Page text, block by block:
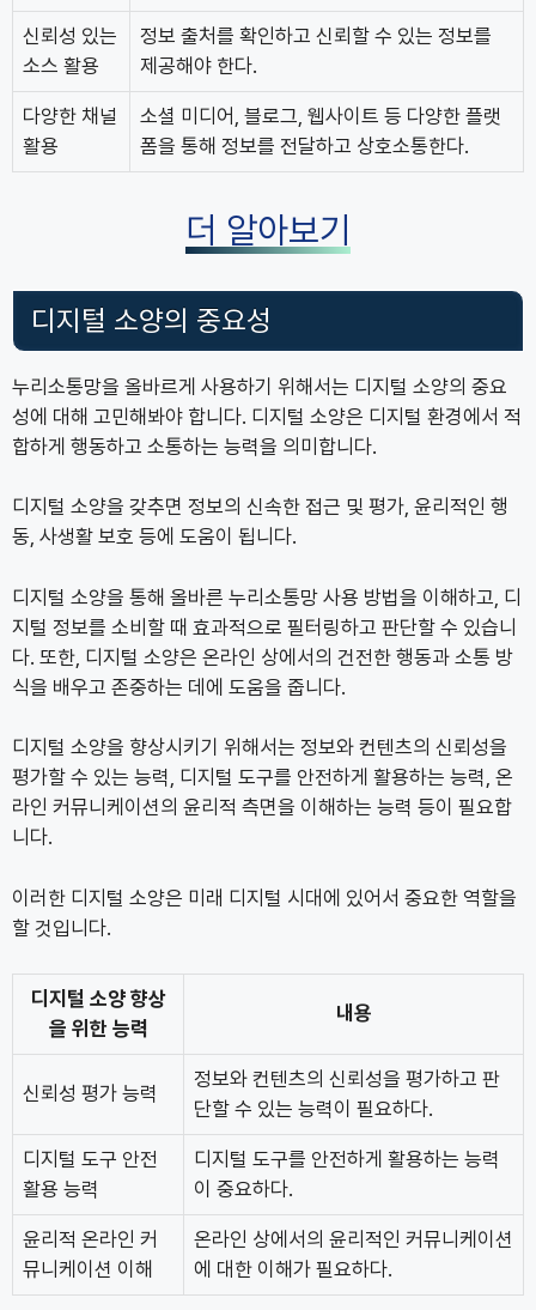
신뢰성 있는
소스 활용
정보 출처를 확인하고 신뢰할 수 있는 정보를
제공해야 한다.
다양한 채널
활용
소셜 미디어, 블로그, 웹사이트 등 다양한 플랫
폼을 통해 정보를 전달하고 상호소통한다.
더 알아보기
디지털 소양의 중요성
누리소통망을 올바르게 사용하기 위해서는 디지털 소양의 중요
성에 대해 고민해봐야 합니다. 디지털 소양은 디지털 환경에서 적
합하게 행동하고 소통하는 능력을 의미합니다.
디지털 소양을 갖추면 정보의 신속한 접근 및 평가, 윤리적인 행
동, 사생활 보호 등에 도움이 됩니다.
디지털 소양을 통해 올바른 누리소통망 사용 방법을 이해하고, 디
지털 정보를 소비할 때 효과적으로 필터링하고 판단할 수 있습니
다. 또한, 디지털 소양은 온라인 상에서의 건전한 행동과 소통 방
식을 배우고 존중하는 데에 도움을 줍니다.
디지털 소양을 향상시키기 위해서는 정보와 컨텐츠의 신뢰성을
평가할 수 있는 능력, 디지털 도구를 안전하게 활용하는 능력, 온
라인 커뮤니케이션의 윤리적 측면을 이해하는 능력 등이 필요합
니다.
이러한 디지털 소양은 미래 디지털 시대에 있어서 중요한 역할을
할 것입니다.
디지털 소양 향상
을 위한 능력
내용
신뢰성 평가 능력
정보와 컨텐츠의 신뢰성을 평가하고 판
단할 수 있는 능력이 필요하다.
디지털 도구 안전
활용 능력
디지털 도구를 안전하게 활용하는 능력
이 중요하다.
윤리적 온라인 커
뮤니케이션 이해
온라인 상에서의 윤리적인 커뮤니케이션
에 대한 이해가 필요하다.